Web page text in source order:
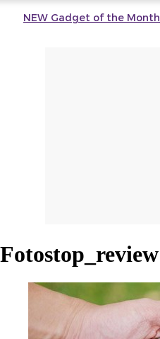
NEW Gadget of the Month
Fotostop_review